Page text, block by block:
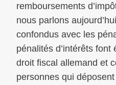
remboursements
nous parlons
confondus avec les
pénalités d’intérêts font
droit fiscal allemand et
personnes qui